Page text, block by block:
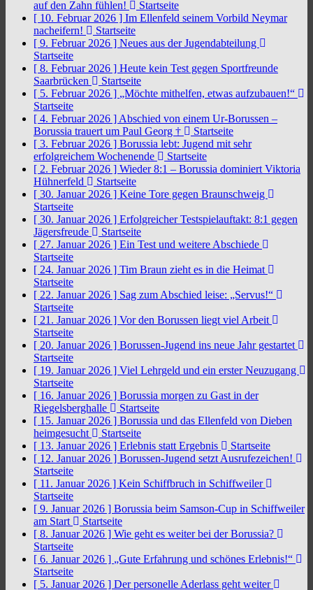
auf den Zahn fühlen!
Startseite
[ 10. Februar 2026 ] Im Ellenfeld seinem Vorbild Neymar
nacheifern!
Startseite
[ 9. Februar 2026 ] Neues aus der Jugendabteilung
Startseite
[ 8. Februar 2026 ] Heute kein Test gegen Sportfreunde
Saarbrücken
Startseite
[ 5. Februar 2026 ] „Möchte mithelfen, etwas aufzubauen!“
Startseite
[ 4. Februar 2026 ] Abschied von einem Ur-Borussen –
Borussia trauert um Paul Georg †
Startseite
[ 3. Februar 2026 ] Borussia lebt: Jugend mit sehr
erfolgreichem Wochenende
Startseite
[ 2. Februar 2026 ] Wieder 8:1 – Borussia dominiert Viktoria
Hühnerfeld
Startseite
[ 30. Januar 2026 ] Keine Tore gegen Braunschweig
Startseite
[ 30. Januar 2026 ] Erfolgreicher Testspielauftakt: 8:1 gegen
Jägersfreude
Startseite
[ 27. Januar 2026 ] Ein Test und weitere Abschiede
Startseite
[ 24. Januar 2026 ] Tim Braun zieht es in die Heimat
Startseite
[ 22. Januar 2026 ] Sag zum Abschied leise: „Servus!“
Startseite
[ 21. Januar 2026 ] Vor den Borussen liegt viel Arbeit
Startseite
[ 20. Januar 2026 ] Borussen-Jugend ins neue Jahr gestartet
Startseite
[ 19. Januar 2026 ] Viel Lehrgeld und ein erster Neuzugang
Startseite
[ 16. Januar 2026 ] Borussia morgen zu Gast in der
Riegelsberghalle
Startseite
[ 15. Januar 2026 ] Borussia und das Ellenfeld von Dieben
heimgesucht
Startseite
[ 13. Januar 2026 ] Erlebnis statt Ergebnis
Startseite
[ 12. Januar 2026 ] Borussen-Jugend setzt Ausrufezeichen!
Startseite
[ 11. Januar 2026 ] Kein Schiffbruch in Schiffweiler
Startseite
[ 9. Januar 2026 ] Borussia beim Samson-Cup in Schiffweiler
am Start
Startseite
[ 8. Januar 2026 ] Wie geht es weiter bei der Borussia?
Startseite
[ 6. Januar 2026 ] „Gute Erfahrung und schönes Erlebnis!“
Startseite
[ 5. Januar 2026 ] Der personelle Aderlass geht weiter